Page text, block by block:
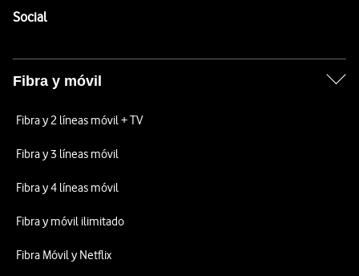
SocialEnlaces a las redes sociales de Vodafone
Fibra y móvil
Fibra y 2 líneas móvil + TV
Fibra y 3 líneas móvil
Fibra y 4 líneas móvil
Fibra y móvil ilimitado
Fibra Móvil y Netflix